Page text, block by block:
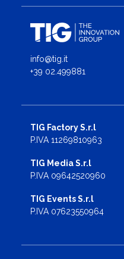
info@tig.it
+39 02.499881
TIG Factory S.r.l
P.IVA 11269810963
TIG Media S.r.l
P.IVA 09642520960
TIG Events S.r.l
P.IVA 07623550964